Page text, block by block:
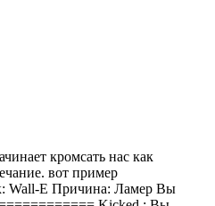
кромсать нас как
вот пример
Wall-E Причина: Ламер Вы